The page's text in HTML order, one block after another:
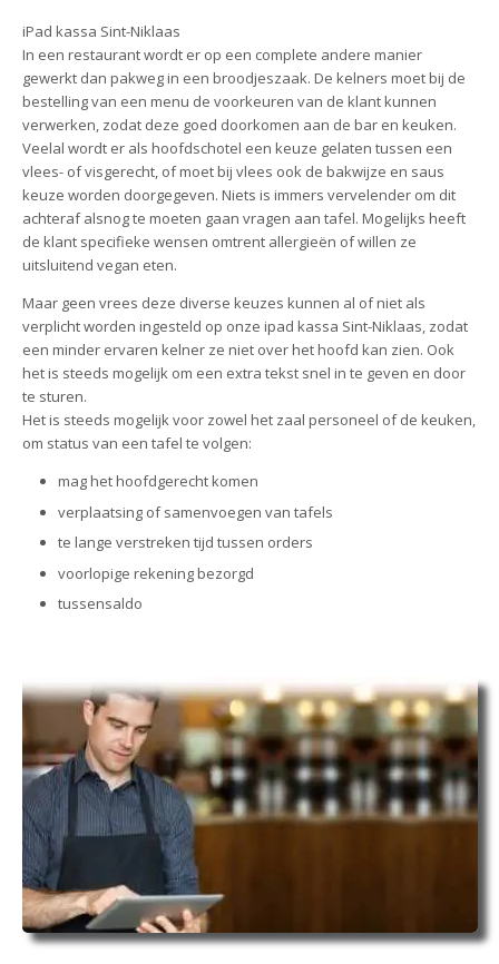
iPad kassa Sint-Niklaas
In een restaurant wordt er op een complete andere manier
gewerkt dan pakweg in een broodjeszaak. De kelners moet bij de
bestelling van een menu de voorkeuren van de klant kunnen
verwerken, zodat deze goed doorkomen aan de bar en keuken.
Veelal wordt er als hoofdschotel een keuze gelaten tussen een
vlees- of visgerecht, of moet bij vlees ook de bakwijze en saus
keuze worden doorgegeven. Niets is immers vervelender om dit
achteraf alsnog te moeten gaan vragen aan tafel. Mogelijks heeft
de klant specifieke wensen omtrent allergieën of willen ze
uitsluitend vegan eten.
Maar geen vrees deze diverse keuzes kunnen al of niet als
verplicht worden ingesteld op onze ipad kassa Sint-Niklaas, zodat
een minder ervaren kelner ze niet over het hoofd kan zien. Ook
het is steeds mogelijk om een extra tekst snel in te geven en door
te sturen.
Het is steeds mogelijk voor zowel het zaal personeel of de keuken,
om status van een tafel te volgen:
mag het hoofdgerecht komen
verplaatsing of samenvoegen van tafels
te lange verstreken tijd tussen orders
voorlopige rekening bezorgd
tussensaldo